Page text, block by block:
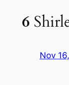
6
Nov